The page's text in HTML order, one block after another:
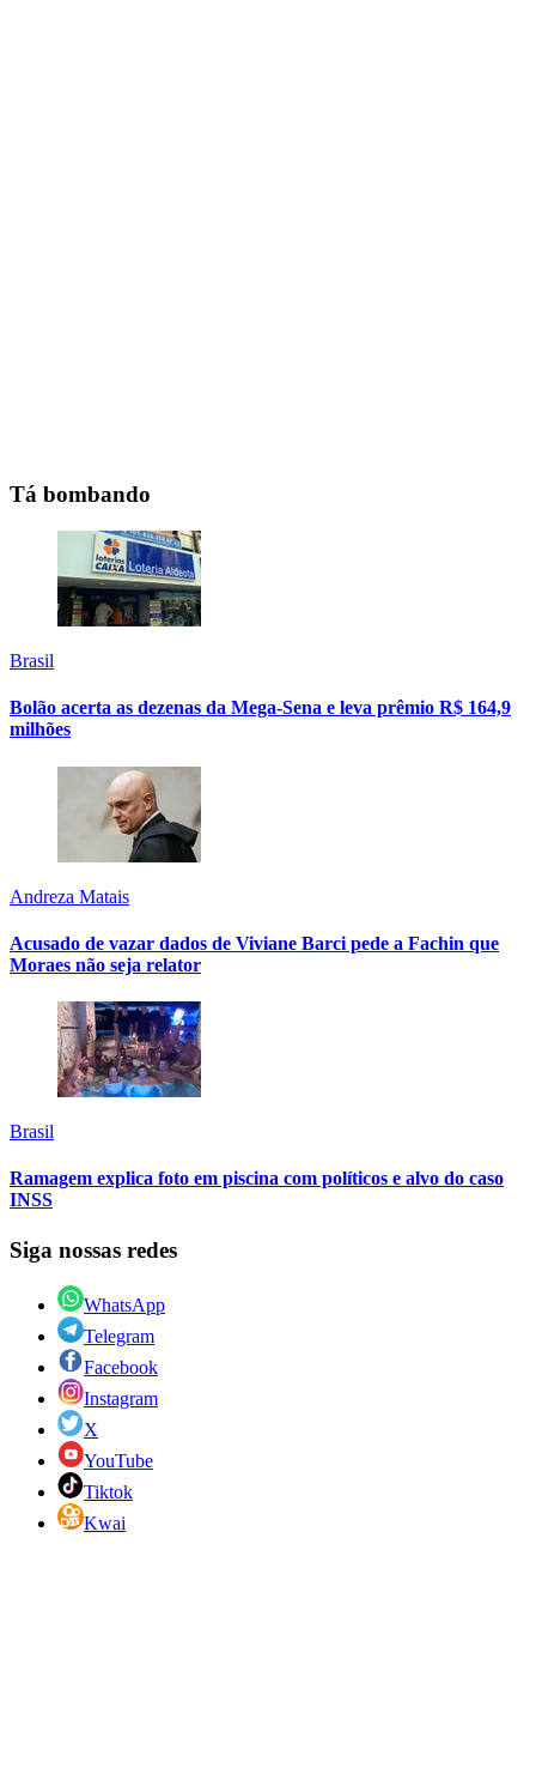
Tá bombando
Brasil
Bolão acerta as dezenas da Mega-Sena e leva prêmio R$ 164,9
milhões
Andreza Matais
Acusado de vazar dados de Viviane Barci pede a Fachin que
Moraes não seja relator
Brasil
Ramagem explica foto em piscina com políticos e alvo do caso
INSS
Siga nossas redes
WhatsApp
Telegram
Facebook
Instagram
X
YouTube
Tiktok
Kwai